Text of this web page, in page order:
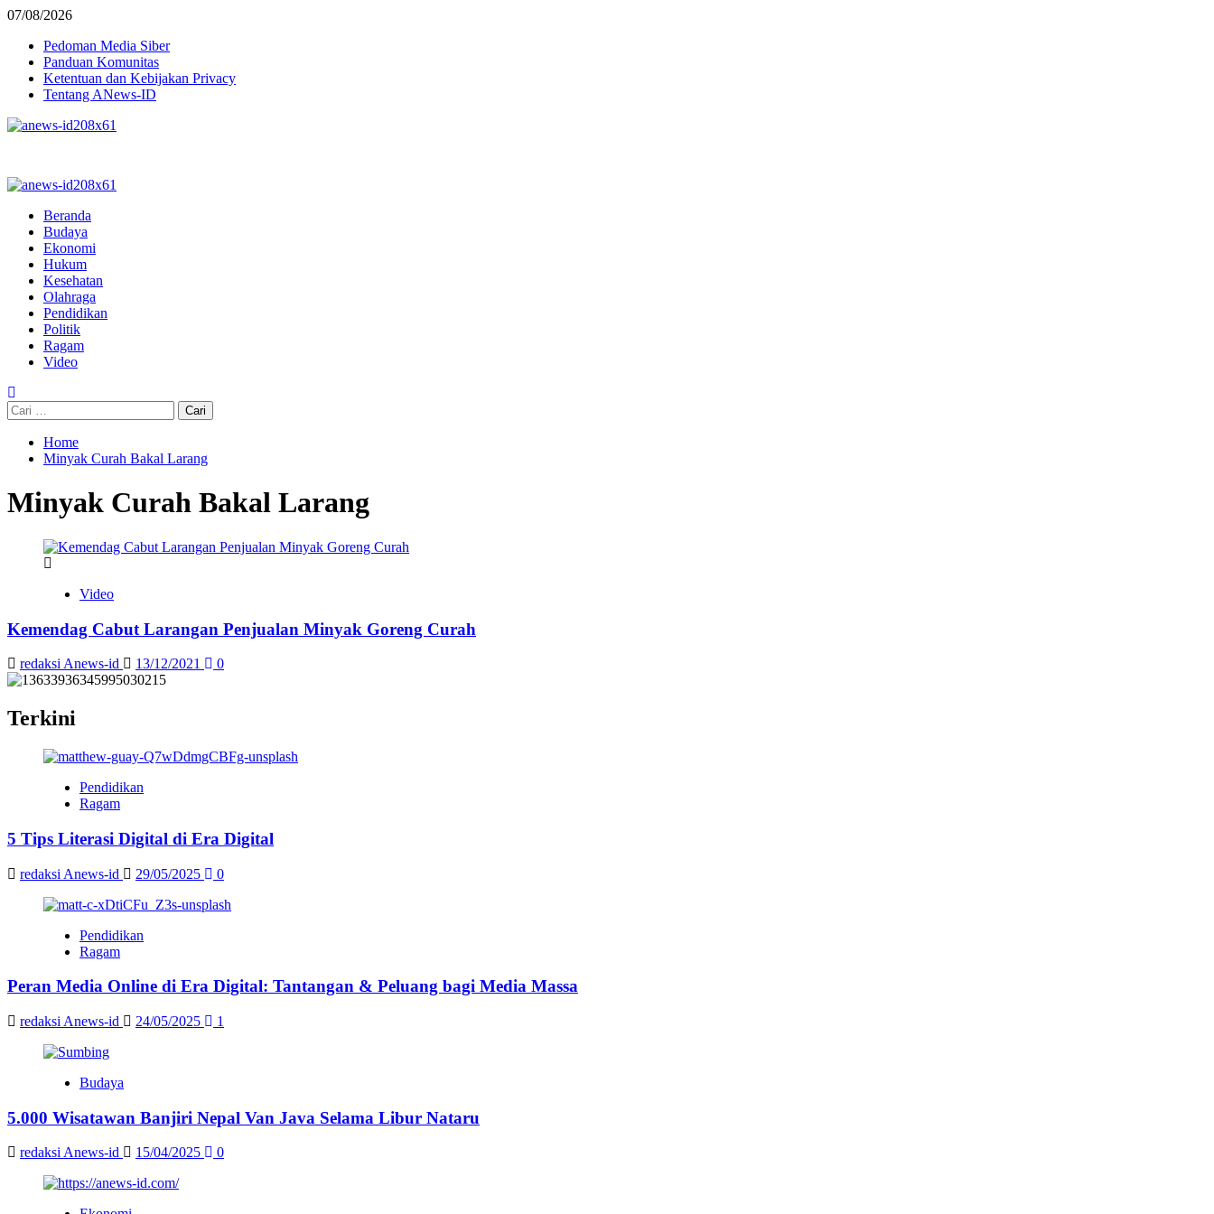
07/08/2026
Pedoman Media Siber
Panduan Komunitas
Ketentuan dan Kebijakan Privacy
Tentang ANews-ID
Beranda
Budaya
Ekonomi
Hukum
Kesehatan
Olahraga
Pendidikan
Politik
Ragam
Video
Home
Minyak Curah Bakal Larang
Minyak Curah Bakal Larang
Video
Kemendag Cabut Larangan Penjualan Minyak Goreng Curah
redaksi Anews-id 13/12/2021 0
Terkini
Pendidikan
Ragam
5 Tips Literasi Digital di Era Digital
redaksi Anews-id 29/05/2025 0
Pendidikan
Ragam
Peran Media Online di Era Digital: Tantangan & Peluang bagi Media Massa
redaksi Anews-id 24/05/2025 1
Budaya
5.000 Wisatawan Banjiri Nepal Van Java Selama Libur Nataru
redaksi Anews-id 15/04/2025 0